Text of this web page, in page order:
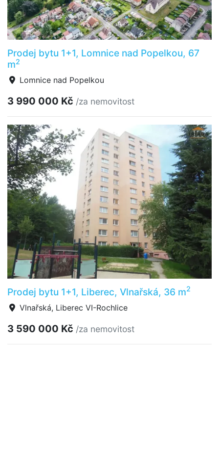
Prodej bytu 1+1, Lomnice nad Popelkou, 67
m2
Lomnice nad Popelkou
3 990 000 Kč /za nemovitost
Prodej bytu 1+1, Liberec, Vlnařská, 36 m2
Vlnařská, Liberec VI-Rochlice
3 590 000 Kč /za nemovitost